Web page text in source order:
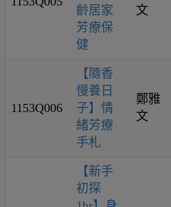
齡居家
芳療保
健
文
1153Q006
【隨香
慢養日
子】情
緒芳療
手札
鄭雅
文
【新手
初探